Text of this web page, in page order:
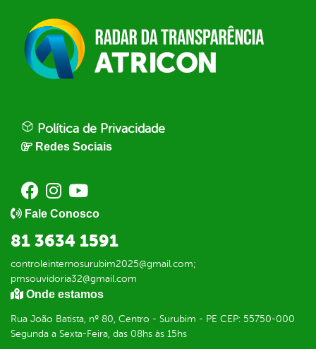
Política de Privacidade
Redes Sociais
Fale Conosco
81 3634 1591
controleinternosurubim2025@gmail.com;
pmsouvidoria32@gmail.com
Onde estamos
Rua João Batista, nº 80, Centro - Surubim - PE CEP: 55750-000
Segunda a Sexta-Feira, das 08hs às 15hs